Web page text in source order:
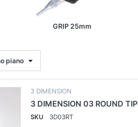
GRIP 25mm
piano
3 DIMENSION
3 DIMENSION 03 ROUND TIP
SKU 3D03RT